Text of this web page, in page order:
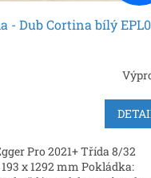
- Dub Cortina bílý
Pro 2021+ Třída 8/32
x 1292 mm Pokládka: